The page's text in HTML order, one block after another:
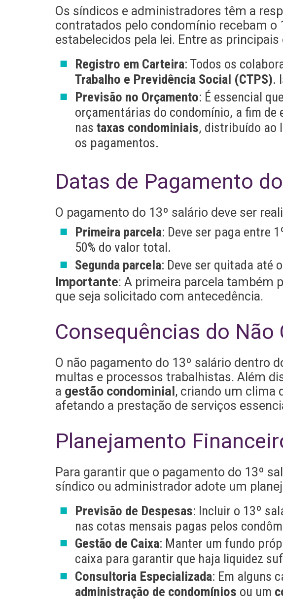
Os síndicos e administradores têm a
contratados pelo condomínio recebam
estabelecidos pela lei. Entre as
Registro em Carteira: Todos os
Trabalho e Previdência Social (CTPS).
Previsão no Orçamento: É essencial
orçamentárias do condomínio, a fim
nas taxas condominiais, distribuído ao
os pagamentos.
Datas de Pagamento
O pagamento do 13º salário deve ser
Primeira parcela: Deve ser paga entre
50% do valor total.
Segunda parcela: Deve ser quitada até
Importante: A primeira parcela também
que seja solicitado com antecedência.
Consequências do
O não pagamento do 13º salário dentro
multas e processos trabalhistas. Além
a gestão condominial , criando um clima
afetando a prestação de serviços
Planejamento
Para garantir que o pagamento do 13º
síndico ou administrador adote um
Previsão de Despesas: Incluir o 13º
nas cotas mensais pagas pelos
Gestão de Caixa: Manter um fundo
caixa para garantir que haja liquidez
Consultoria Especializada: Em alguns
administração de condomínios ou um